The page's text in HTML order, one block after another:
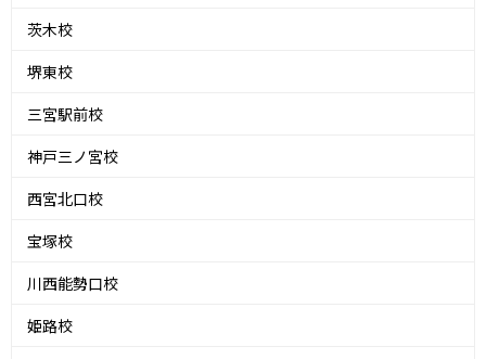
茨木校
堺東校
三宮駅前校
神戸三ノ宮校
西宮北口校
宝塚校
川西能勢口校
姫路校